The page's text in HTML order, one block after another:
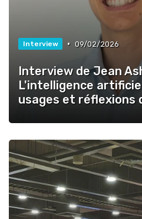
Interview • 09/02/2026
Interview de Jean
L'intelligence
usages et réflexions